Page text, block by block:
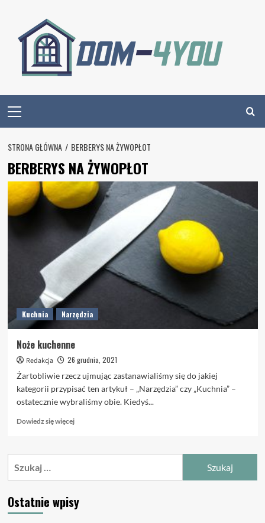
content
Menu
STRONA GŁÓWNA BERBERYS NA ŻYWOPŁOT
BERBERYS NA ŻYWOPŁOT
Kuchnia Narzędzia
Noże kuchenne
Redakcja
26 grudnia, 2021
Żartobliwie rzecz ujmując zastanawialiśmy się do jakiej
kategorii przypisać ten artykuł – „Narzędzia” czy „Kuchnia” –
ostatecznie wybraliśmy obie. Kiedyś...
Dowiedz się więcejDowiedz
o
Ostatnie wpisy